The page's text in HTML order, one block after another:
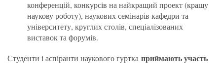
конференцій, конкурсів на найкращий проект (кращу
наукову роботу), наукових семінарів кафедри та
університету, круглих столів, спеціалізованих
виставок та форумів.
Студенти і аспіранти наукового гуртка приймають участь